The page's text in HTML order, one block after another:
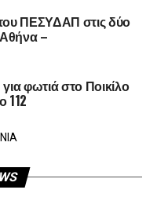
ΠΕΣΥΔΑΠ στις δύο
–
φωτιά στο Ποικίλο
112